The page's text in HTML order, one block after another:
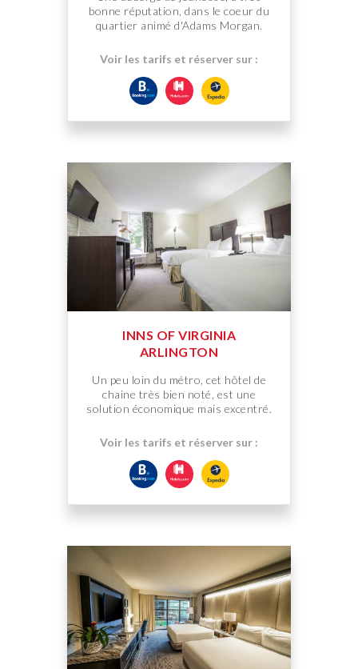
bonne réputation, dans le coeur du
quartier animé d'Adams Morgan.
Voir les tarifs et réserver sur :
INNS OF VIRGINIA
ARLINGTON
Un peu loin du métro, cet hôtel de
chaine très bien noté, est une
solution économique mais excentré.
Voir les tarifs et réserver sur :